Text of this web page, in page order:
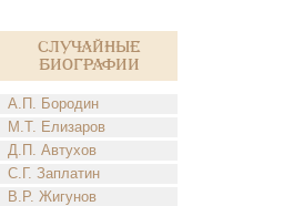
Случайные
биографии
А.П. Бородин
М.Т. Елизаров
Д.П. Автухов
С.Г. Заплатин
В.Р. Жигунов